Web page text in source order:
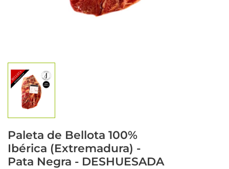
Paleta de Bellota 100%
Ibérica (Extremadura) -
Pata Negra - DESHUESADA